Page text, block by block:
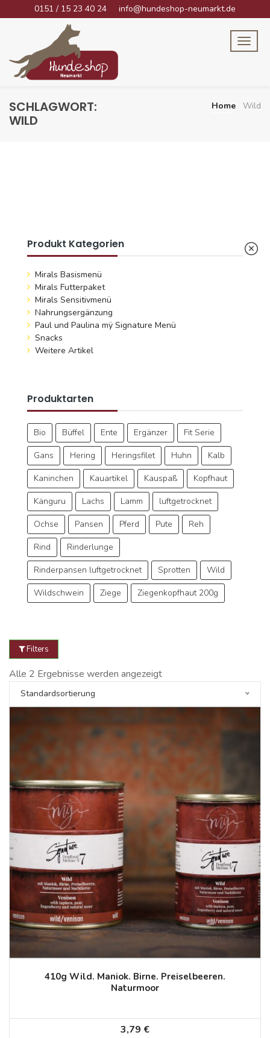
0151 / 15 23 40 24 info@hundeshop-neumarkt.de
SCHLAGWORT:
WILD
Home Wild
Produkt Kategorien
Mirals Basismenü
Mirals Futterpaket
Mirals Sensitivmenü
Nahrungsergänzung
Paul und Paulina mÿ Signature Menü
Snacks
Weitere Artikel
Produktarten
Bio Büffel Ente Ergänzer
Fit Serie
Gans
Hering Heringsfilet Huhn
Kalb
Kaninchen
Kauartikel Kauspaß
Kopfhaut
Känguru
Lachs Lamm
luftgetrocknet
Ochse
Pansen Pferd Pute
Reh
Rind
Rinderlunge
Rinderpansen luftgetrocknet
Sprotten
Wild
Wildschwein
Ziege Ziegenkopfhaut 200g
Filters
Alle 2 Ergebnisse werden angezeigt
Standardsortierung
410g Wild. Maniok. Birne. Preiselbeeren.
Naturmoor
3,79 €